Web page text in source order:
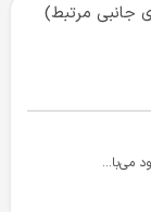
جانبی مرتبط)
ویدیوها بلافاصله بعد از ثبت‌نام قابل دانلود می‌باشند